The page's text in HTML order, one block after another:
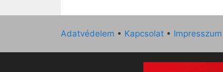
Adatvédelem • Kapcsolat • Impresszum